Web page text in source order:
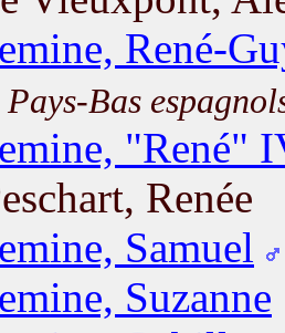
René-
Bas
"René"
Renée
Samuel
Suzanne